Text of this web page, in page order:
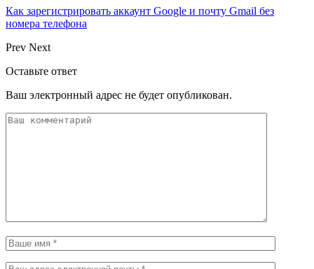
Как зарегистрировать аккаунт Google и почту Gmail без
номера телефона
Prev Next
Оставьте ответ
Ваш электронный адрес не будет опубликован.